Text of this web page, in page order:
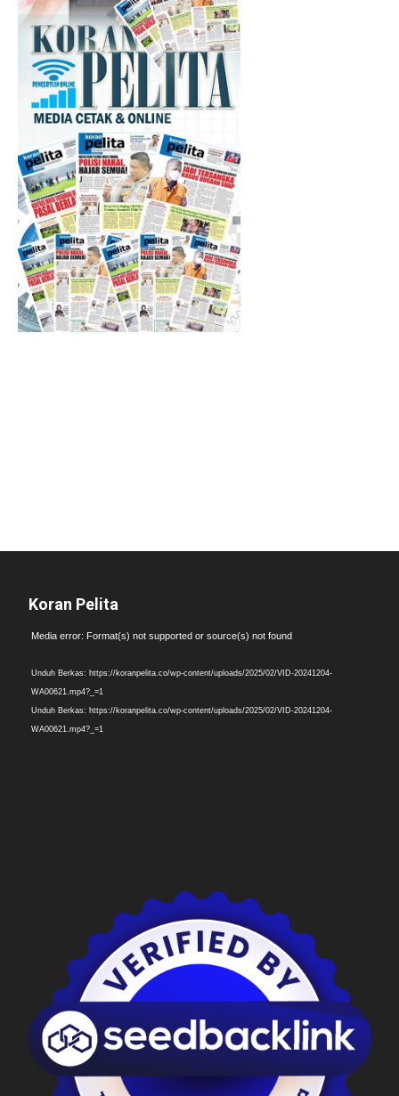
Koran Pelita
Pemutar
Media error: Format(s) not supported or source(s) not found
Unduh Berkas: https://koranpelita.co/wp-content/uploads/2025/02/VID-20241204-
WA00621.mp4?_=1
Unduh Berkas: https://koranpelita.co/wp-content/uploads/2025/02/VID-20241204-
WA00621.mp4?_=1